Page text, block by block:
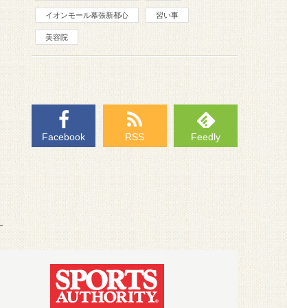
イオンモール幕張新都心 習い事
美容院
Facebook RSS Feedly